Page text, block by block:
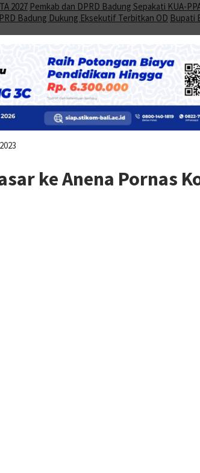
2027 Pemkab dan DPRD Badung Sepakati KUA-
Badung Dukung Eksekutif Terbitkan OD Bupati
ke Anena Pornas